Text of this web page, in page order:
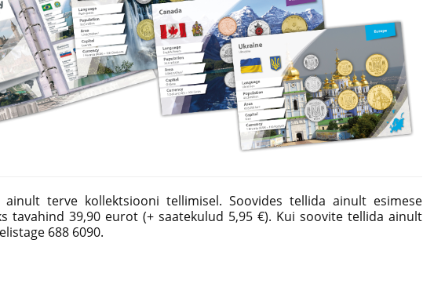
terve kollektsiooni tellimisel. Soovides tellida ainult esimese
tavahind 39,90 eurot (+ saatekulud 5,95 €). Kui soovite tellida ainult
688 6090.